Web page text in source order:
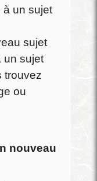
à un sujet
sujet
un sujet
trouvez
ou
nouveau